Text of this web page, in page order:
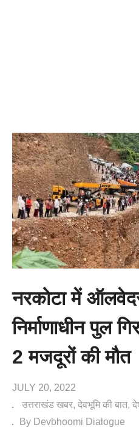
नरकोटा में
निर्माणाधीन पुल
2 मजदूरों की मौत
JULY 20, 2022
उत्तराखंड खबर देवभूमि की बात
By Devbhoomi Dialogue